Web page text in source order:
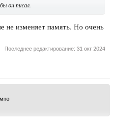
он писал.
не изменяет память. Но очень
Последнее редактирование: 31 окт 2024